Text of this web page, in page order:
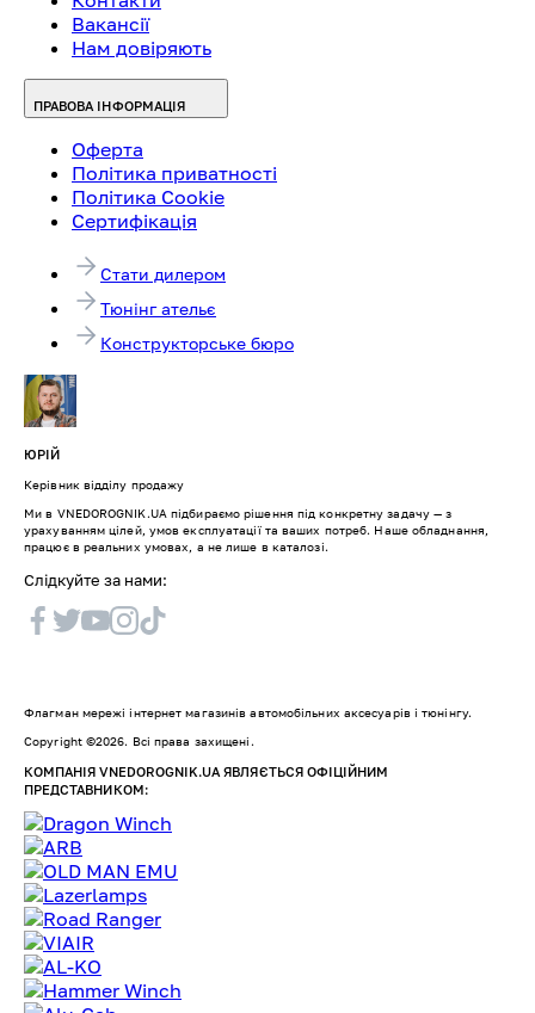
Вакансії
Нам довіряють
ПРАВОВА ІНФОРМАЦІЯ
Оферта
Політика приватності
Політика Cookie
Сертифікація
Стати дилером
Тюнінг ательє
Конструкторське бюро
ЮРІЙ
Керівник відділу продажу
Ми в VNEDOROGNIK.UA підбираємо рішення під конкретну задачу — з
урахуванням цілей, умов експлуатації та ваших потреб. Наше обладнання,
працює в реальних умовах, а не лише в каталозі.
Слідкуйте за нами:
Флагман мережі інтернет магазинів автомобільних аксесуарів і тюнінгу.
Copyright ©2026. Всі права захищені.
КОМПАНІЯ VNEDOROGNIK.UA ЯВЛЯЄТЬСЯ ОФІЦІЙНИМ
ПРЕДСТАВНИКОМ: